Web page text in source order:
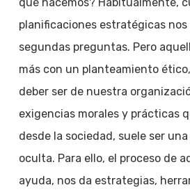
planificaciones estratégicas
segundas preguntas. Pero
más con un planteamiento
deber ser de nuestra
exigencias morales y prácticas
desde la sociedad, suele ser
oculta. Para ello, el proceso de
ayuda, nos da estrategias,